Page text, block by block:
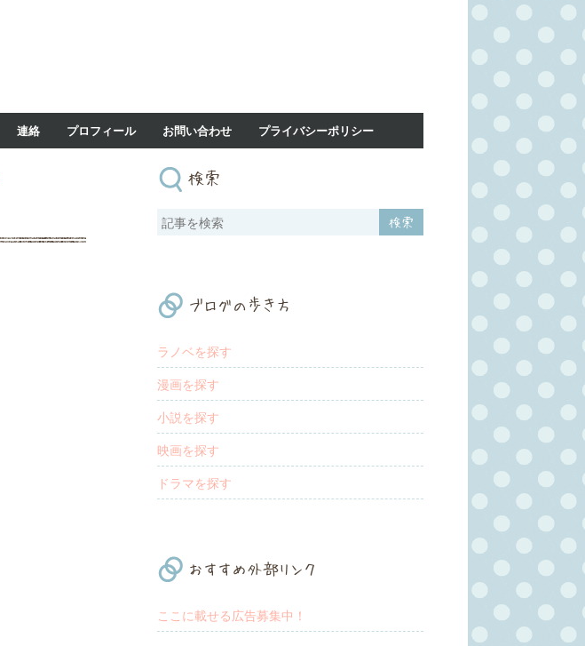
連絡 プロフィール お問い合わせ プライバシーポリシー
検索
ブログの歩き方
ラノベを探す
漫画を探す
小説を探す
映画を探す
ドラマを探す
おすすめ外部リンク
ここに載せる広告募集中！